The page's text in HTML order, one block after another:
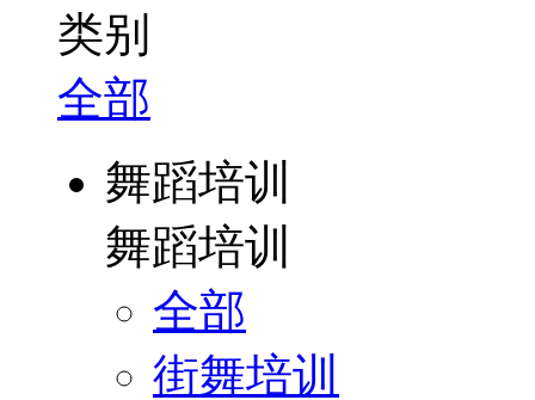
类别
全部
舞蹈培训
舞蹈培训
全部
街舞培训